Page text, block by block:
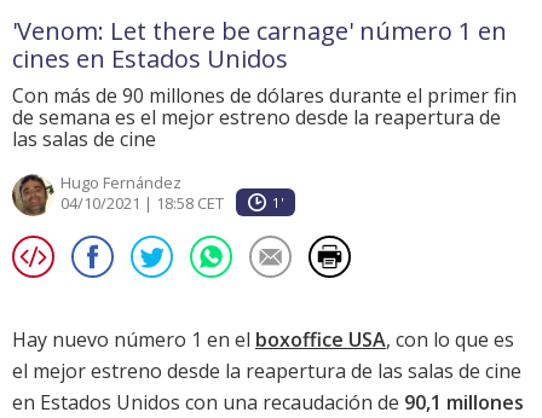
'Venom: Let there be carnage' número 1 en
cines en Estados Unidos
Con más de 90 millones de dólares durante el primer fin
de semana es el mejor estreno desde la reapertura de
las salas de cine
Hugo Fernández
04/10/2021 | 18:58 CET
1'
Hay nuevo número 1 en el boxoffice USA, con lo que es
el mejor estreno desde la reapertura de las salas de cine
en Estados Unidos con una recaudación de 90,1 millones